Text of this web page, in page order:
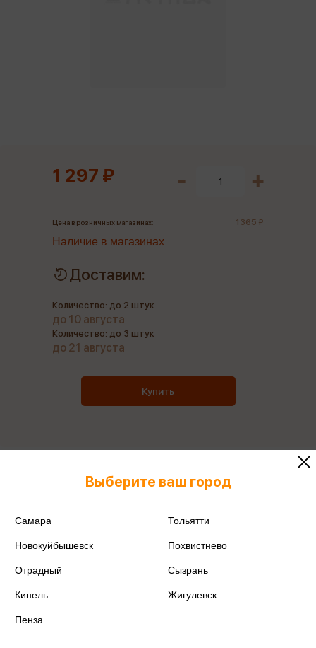
1 297 ₽
Цена в розничных магазинах: 1 365 ₽
Наличие в магазинах
Доставим:
Количество: до 2 штук
до 10 августа
Количество: до 3 штук
до 21 августа
Купить
Все книги этого автора
Выберите ваш город
Самара Тольятти
Новокуйбышевск Похвистнево
Отрадный Сызрань
Кинель Жигулевск
Пенза